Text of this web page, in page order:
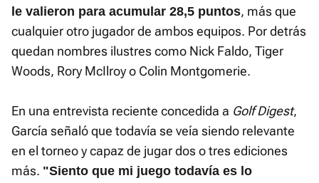
le valieron para acumular 28,5 puntos, más que
cualquier otro jugador de ambos equipos. Por detrás
quedan nombres ilustres como Nick Faldo, Tiger
Woods, Rory McIlroy o Colin Montgomerie.
En una entrevista reciente concedida a Golf Digest,
García señaló que todavía se veía siendo relevante
en el torneo y capaz de jugar dos o tres ediciones
más. "Siento que mi juego todavía es lo